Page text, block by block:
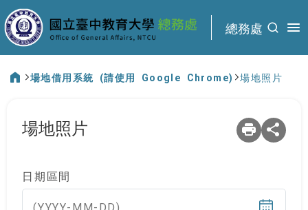
總務處
場地借用系統 (請使用 Google Chrome) 場地照片
場地照片
日期區間
(YYYY-MM-DD)